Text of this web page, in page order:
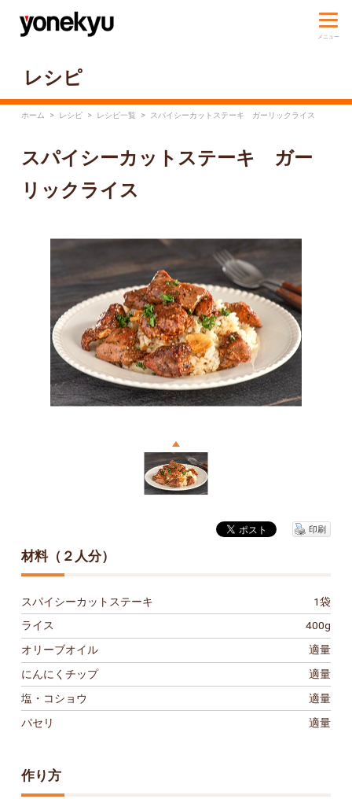
レシピ
ホーム > レシピ > レシピ一覧 > スパイシーカットステーキ ガーリックライス
スパイシーカットステーキ ガー
リックライス
印刷
材料（２人分）
スパイシーカットステーキ
1袋
ライス
400g
オリーブオイル
適量
にんにくチップ
適量
塩・コショウ
適量
パセリ
適量
作り方